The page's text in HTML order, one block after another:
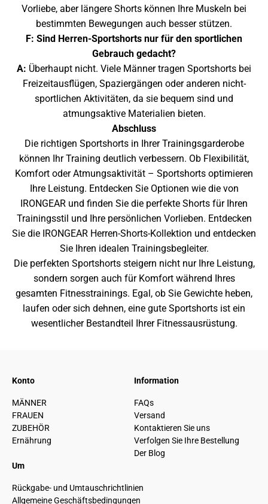
Vorliebe, aber längere Shorts können Ihre Muskeln bei
bestimmten Bewegungen auch besser stützen.
F: Sind Herren-Sportshorts nur für den sportlichen
Gebrauch gedacht?
A: Überhaupt nicht. Viele Männer tragen Sportshorts bei
Freizeitausflügen, Spaziergängen oder anderen nicht-
sportlichen Aktivitäten, da sie bequem sind und
atmungsaktive Materialien bieten.
Abschluss
Die richtigen Sportshorts in Ihrer Trainingsgarderobe
können Ihr Training deutlich verbessern. Ob Flexibilität,
Komfort oder Atmungsaktivität – Sportshorts optimieren
Ihre Leistung. Entdecken Sie Optionen wie die von
IRONGEAR und finden Sie die perfekte Shorts für Ihren
Trainingsstil und Ihre persönlichen Vorlieben. Entdecken
Sie die IRONGEAR Herren-Shorts-Kollektion und entdecken
Sie Ihren idealen Trainingsbegleiter.
Die perfekten Sportshorts steigern nicht nur Ihre Leistung,
sondern sorgen auch für Komfort während Ihres
gesamten Fitnesstrainings. Egal, ob Sie Gewichte heben,
laufen oder sich dehnen, eine gute Sportshorts ist ein
wesentlicher Bestandteil Ihrer Fitnessausrüstung.
Konto
MÄNNER
FRAUEN
ZUBEHÖR
Ernährung
Information
FAQs
Versand
Kontaktieren Sie uns
Verfolgen Sie Ihre Bestellung
Der Blog
Um
Rückgabe- und Umtauschrichtlinien
Allgemeine Geschäftsbedingungen